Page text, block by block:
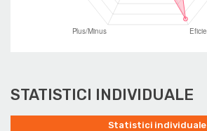
STATISTICI INDIVIDUALE
Statistici individuale